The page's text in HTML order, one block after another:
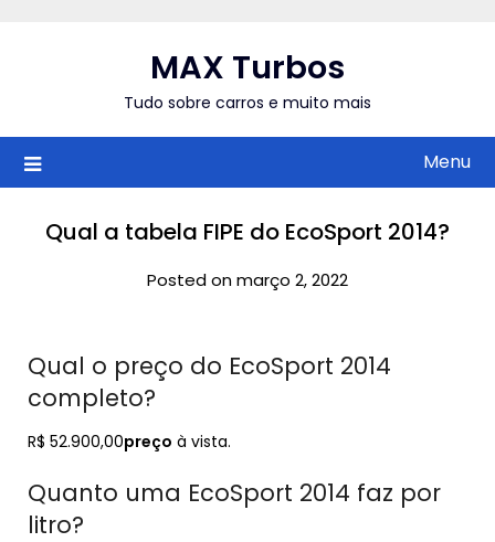
MAX Turbos
Tudo sobre carros e muito mais
Menu
Qual a tabela FIPE do EcoSport 2014?
Posted on março 2, 2022
Qual o preço do EcoSport 2014
completo?
R$ 52.900,00preço à vista.
Quanto uma EcoSport 2014 faz por
litro?